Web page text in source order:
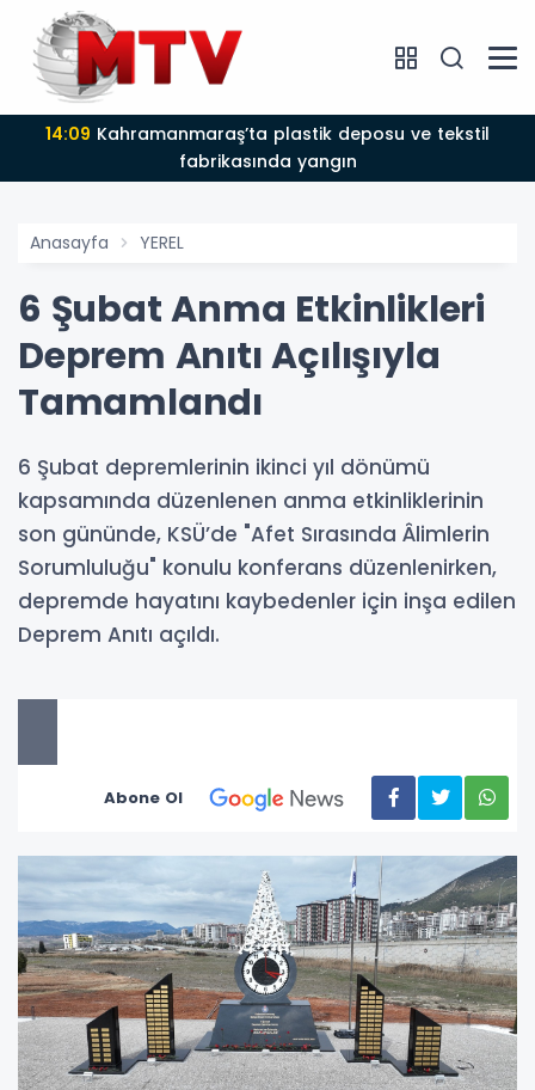
14:09
fabrikasında yangın
Anasayfa YEREL
6 Şubat Anma Etkinlikleri
Deprem Anıtı Açılışıyla
Tamamlandı
6 Şubat depremlerinin ikinci yıl dönümü
kapsamında düzenlenen anma etkinliklerinin
son gününde, KSÜ’de "Afet Sırasında Âlimlerin
Sorumluluğu" konulu konferans düzenlenirken,
depremde hayatını kaybedenler için inşa edilen
Deprem Anıtı açıldı.
Abone Ol